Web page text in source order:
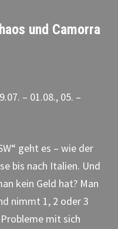
und Camorra
– 01.08., 05. –
geht es – wie der
bis nach Italien. Und
kein Geld hat? Man
nimmt 1, 2 oder 3
mit sich